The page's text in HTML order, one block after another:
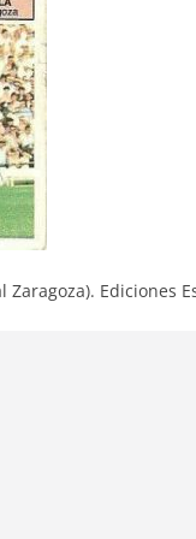
Zaragoza). Ediciones